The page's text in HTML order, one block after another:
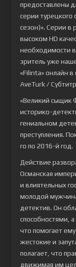
предоставлены
серии турецкого
сезон)». Серии в
высоком HD
необходимости
зритель уже
«Filinta» онлайн
AveTurk /
«Великий сыщик
историко-
гениальном
преступления.
го по 2016-й год.
Действие
Османская
и влиятельных
молодой
детектив. Он
способностями,
что помогает
жестокие и
полагает, что
движимая им